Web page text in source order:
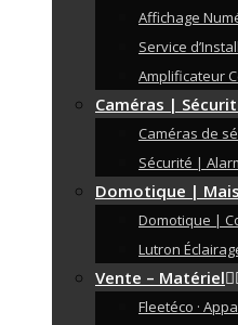
Affichage
Service
Amplificateur
Caméras |
Caméras de
Sécurité |
Domotique |
Domotique |
Lutron
Vente – Matériel
Fleetéco ·